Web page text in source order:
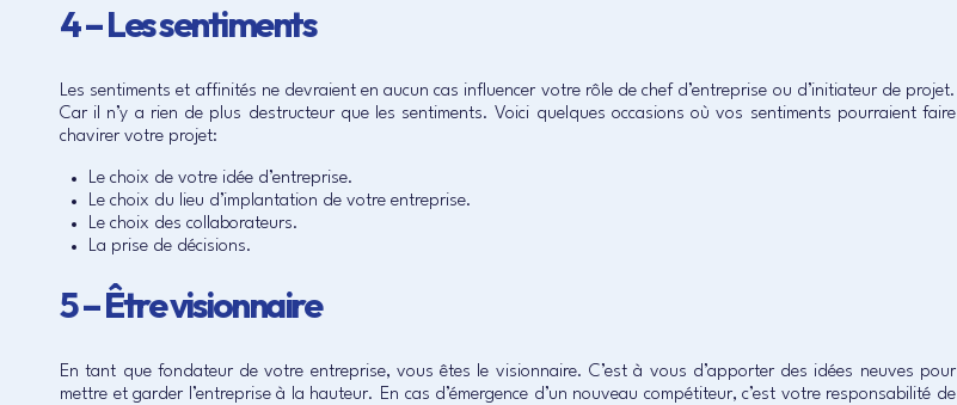
4 – Les sentiments
Les sentiments et affinités ne devraient en aucun cas influencer votre rôle de chef d’entreprise ou d’initiateur de projet.
Car il n’y a rien de plus destructeur que les sentiments. Voici quelques occasions où vos sentiments pourraient faire
chavirer votre projet:
Le choix de votre idée d’entreprise.
Le choix du lieu d’implantation de votre entreprise.
Le choix des collaborateurs.
La prise de décisions.
5 – Être visionnaire
En tant que fondateur de votre entreprise, vous êtes le visionnaire. C’est à vous d’apporter des idées neuves pour
mettre et garder l’entreprise à la hauteur. En cas d’émergence d’un nouveau compétiteur, c’est votre responsabilité de